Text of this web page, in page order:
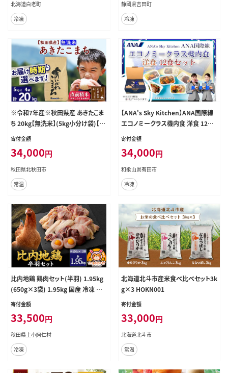
北海道白老町
冷凍
静岡県吉田町
冷凍
※令和7年産※秋田県産 あきたこま
ち 20kg【無洗米】(5kg小分け袋)【1
回のみお届け】2025年産 お届け時
期選べる お米 藤岡農産 [藤岡農産
秋田 お米 あきたこまち 米どころ 東
北 北秋田市]
寄付金額
34,000円
秋田県北秋田市
常温
【ANA's Sky Kitchen】ANA国際線
エコノミークラス機内食 洋食 12個
入り（A1058-1）
寄付金額
34,000円
和歌山県有田市
冷凍
比内地鶏 鶏肉セット(半羽) 1.95kg
(650g×3袋) 1.95kg 国産 冷凍 鶏
肉 鳥肉 とり肉
寄付金額
33,500円
秋田県上小阿仁村
冷凍
北海道北斗市産米食べ比べセット3k
g×3 HOKN001
寄付金額
33,000円
北海道北斗市
常温